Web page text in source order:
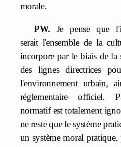
morale.
PW. Je pense que
serait l'ensemble de la
incorpore par le biais de la
des lignes directrices
l'environnement urbain,
réglementaire officiel.
normatif est totalement
ne reste que le système
un système moral pratique,